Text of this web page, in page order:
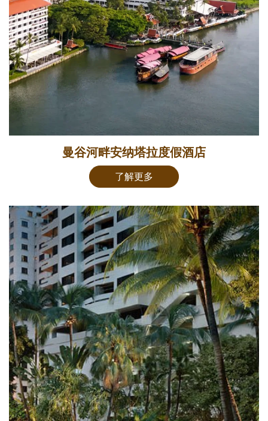
曼谷河畔安纳塔拉度假酒店
了解更多